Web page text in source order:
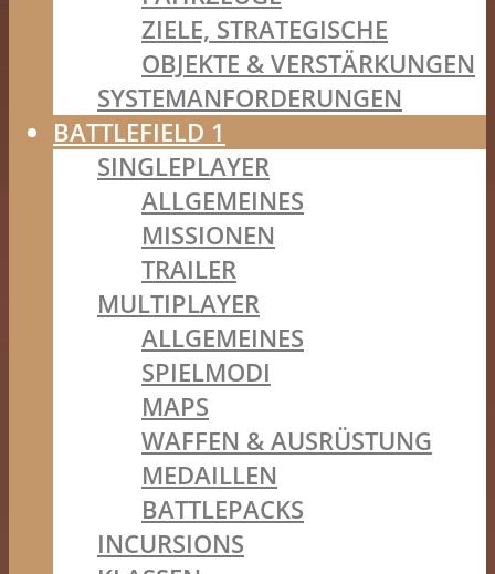
ZIELE, STRATEGISCHE
OBJEKTE & VERSTÄRKUNGEN
SYSTEMANFORDERUNGEN
BATTLEFIELD 1
SINGLEPLAYER
ALLGEMEINES
MISSIONEN
TRAILER
MULTIPLAYER
ALLGEMEINES
SPIELMODI
MAPS
WAFFEN & AUSRÜSTUNG
MEDAILLEN
BATTLEPACKS
INCURSIONS